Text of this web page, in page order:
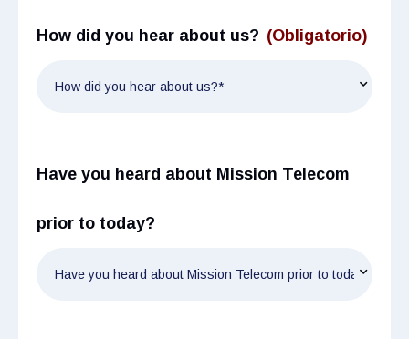
How did you hear about us? (Obligatorio)
Have you heard about Mission Telecom
prior to today?